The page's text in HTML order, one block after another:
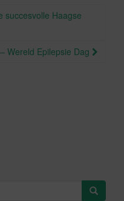
succesvolle Haagse
Wereld Epilepsie Dag